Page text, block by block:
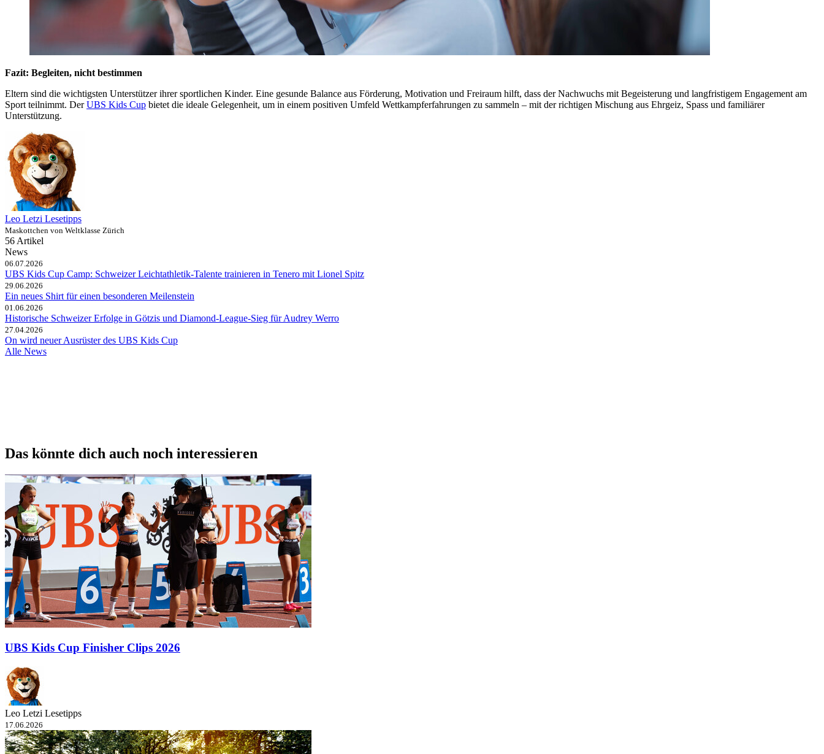
Fazit: Begleiten, nicht bestimmen
Eltern sind die wichtigsten Unterstützer ihrer sportlichen Kinder. Eine gesunde Balance aus Förderung, Motivation und Freiraum hilft, dass der Nachwuchs mit Begeisterung und langfristigem Engagement am
Sport teilnimmt. DerUBS Kids Cup bietet die ideale Gelegenheit, um in einem positiven Umfeld Wettkampferfahrungen zu sammeln – mit der richtigen Mischung aus Ehrgeiz, Spass und familiärer
Unterstützung.
Leo Letzi Lesetipps
Maskottchen von Weltklasse Zürich
56 Artikel
News
06.07.2026
UBS Kids Cup Camp: Schweizer Leichtathletik-Talente trainieren in Tenero mit Lionel Spitz
29.06.2026
Ein neues Shirt für einen besonderen Meilenstein
01.06.2026
Historische Schweizer Erfolge in Götzis und Diamond-League-Sieg für Audrey Werro
27.04.2026
On wird neuer Ausrüster des UBS Kids Cup
Alle News
Das könnte dich auch noch interessieren
UBS Kids Cup Finisher Clips 2026
Leo Letzi Lesetipps
17.06.2026